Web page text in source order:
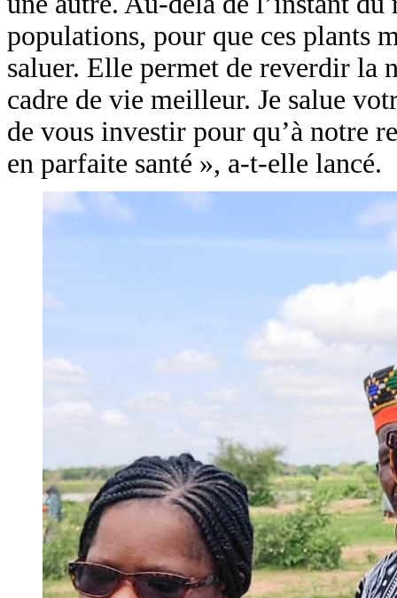
populations, pour que ces plants
saluer. Elle permet de reverdir la
cadre de vie meilleur. Je salue
de vous investir pour qu’à notre
en parfaite santé », a-t-elle lancé.